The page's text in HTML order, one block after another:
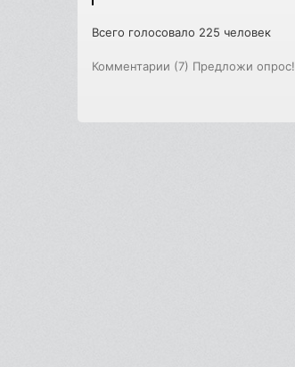
Всего голосовало 225 человек
Комментарии (7) Предложи опрос!